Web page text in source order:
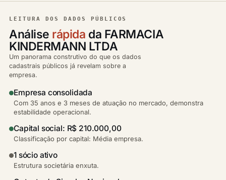
LEITURA DOS DADOS PÚBLICOS
Análise rápida da FARMACIA
KINDERMANN LTDA
Um panorama construtivo do que os dados
cadastrais públicos já revelam sobre a
empresa.
Empresa consolidada
Com 35 anos e 3 meses de atuação no mercado, demonstra
estabilidade operacional.
Capital social: R$ 210.000,00
Classificação por capital: Média empresa.
1 sócio ativo
Estrutura societária enxuta.